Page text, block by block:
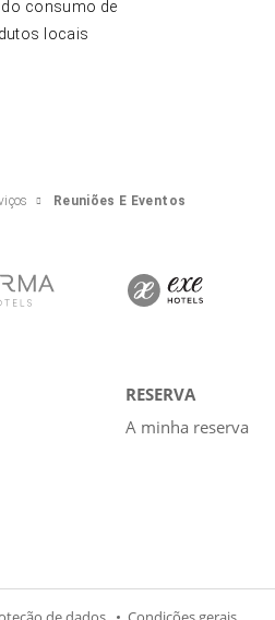
consumo de
locais
Reuniões E Eventos
RESERVA
A minha reserva